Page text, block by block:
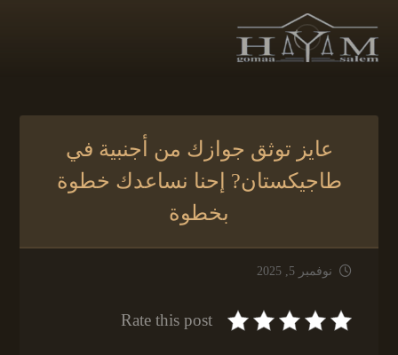
عايز توثق جوازك من أجنبية في
طاجيكستان? إحنا نساعدك خطوة
بخطوة
نوفمبر 5, 2025
Rate this post